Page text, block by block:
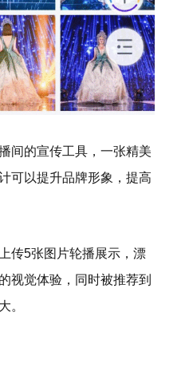
间的宣传工具，一张精美
可以提升品牌形象，提高
传5张图片轮播展示，漂
视觉体验，同时被推荐到
。